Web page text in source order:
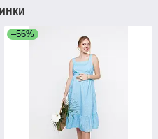
–56%